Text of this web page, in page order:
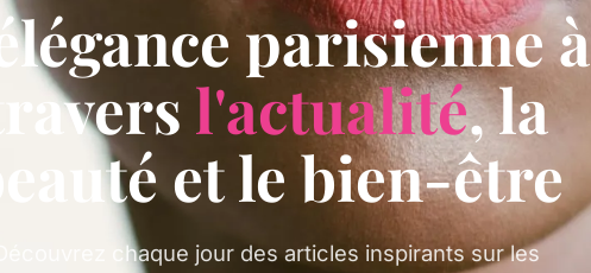
parisienne à
l'actualité, la
et le bien-être
chaque jour des articles inspirants sur les